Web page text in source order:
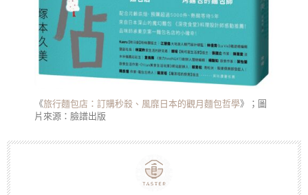
《旅行麵包店：訂購秒殺、風靡日本的觀月麵包哲學》；圖
片來源：臉譜出版